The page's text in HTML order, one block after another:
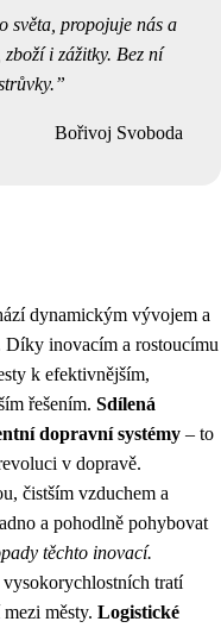
světa, propojuje nás a
i zážitky. Bez ní
Bořivoj Svoboda
dynamickým vývojem a
inovacím a rostoucímu
k efektivnějším,
řešením. Sdílená
dopravní systémy – to
v dopravě.
čistším vzduchem a
a pohodlně pohybovat
těchto inovací.
tratí
městy. Logistické